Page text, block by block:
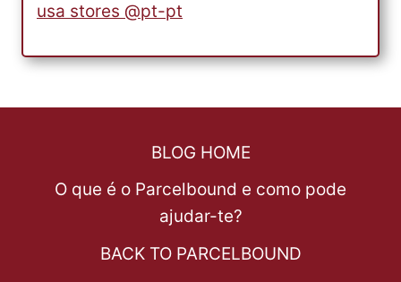
usa stores @pt-pt
BLOG HOME
O que é o Parcelbound e como pode
ajudar-te?
BACK TO PARCELBOUND